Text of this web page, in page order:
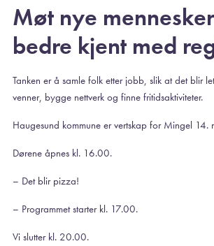
Møt nye
bedre kjent med
Tanken er å samle folk etter jobb, slik at det blir
venner, bygge nettverk og finne fritidsaktiviteter.
Haugesund kommune er vertskap for Mingel 14.
Dørene åpnes kl. 16.00.
– Det blir pizza!
– Programmet starter kl. 17.00.
Vi slutter kl. 20.00.